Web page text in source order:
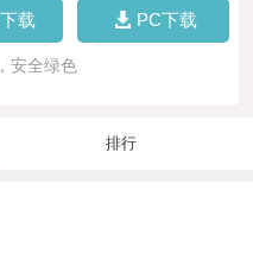
载 PC下载
安全绿色
排行